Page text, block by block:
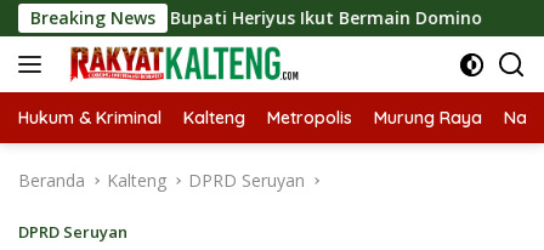
Langsung
ke
konten
Breaking News
2026, Bupati Heriyus Ikut Bermain Domino Tekan
Hukum & Kriminal Kalteng Metropolis Murung Raya
Beranda Kalteng DPRD Seruyan
DPRD Seruyan